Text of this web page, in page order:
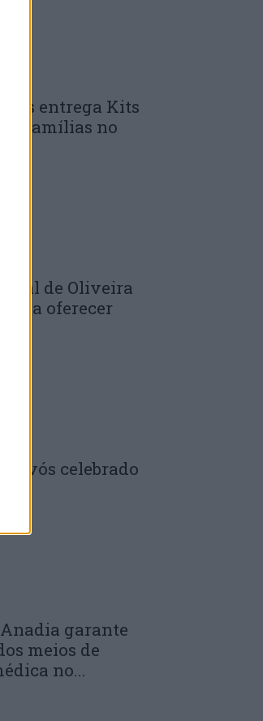
entrega Kits
às famílias no
de Oliveira
a oferecer
Avós celebrado
garante
meios de
no...